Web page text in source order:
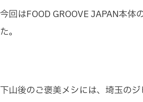
今回はFOOD GROOVE JAPAN本
た。
下山後のご褒美メシには、埼玉の